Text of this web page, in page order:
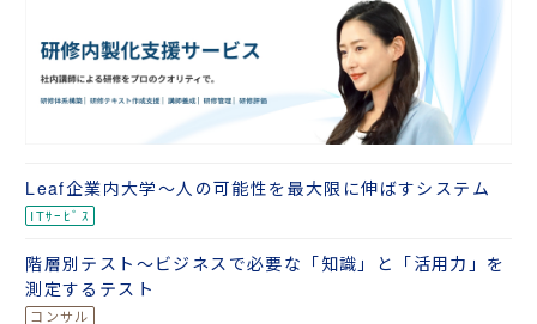
Leaf企業内大学～人の可能性を最大限に伸ばすシステム
階層別テスト～ビジネスで必要な「知識」と「活用力」を
測定するテスト